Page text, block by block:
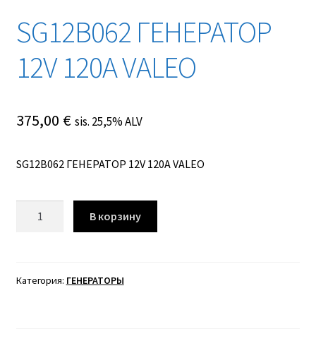
SG12B062 ГЕНЕРАТОР
12V 120A VALEO
375,00 € sis. 25,5% ALV
SG12B062 ГЕНЕРАТОР 12V 120A VALEO
12V
В корзину
Категория: ГЕНЕРАТОРЫ